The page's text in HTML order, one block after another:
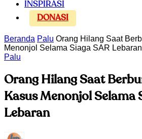
INSPIRASI
DONASI
Beranda Palu Orang Hilang Saat
Menonjol Selama Siaga SAR Lebaran
Palu
Orang Hilang Saat
Kasus Menonjol Selama
Lebaran